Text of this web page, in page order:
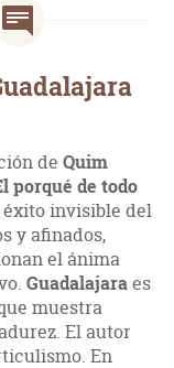
de Quim
porqué de todo
éxito invisible del
y afinados,
el ánima
Guadalajaraes
muestra
El autor
En